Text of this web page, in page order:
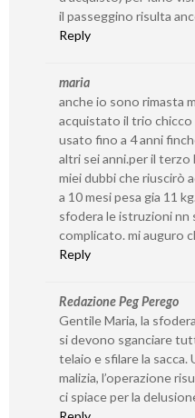
il passeggino risulta
Reply
maria
anche io sono rimasta
acquistato il trio chicco
usato fino a 4 anni
altri sei anni.per il
miei dubbi che riuscirò
a 10 mesi pesa gia 11
sfodera le istruzioni
complicato. mi auguro
Reply
Redazione Peg Perego
Gentile Maria, la
si devono sganciare
telaio e sfilare la
malizia, l’operazione
ci spiace per la